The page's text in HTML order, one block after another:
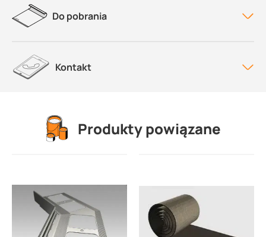
Do pobrania
Kontakt
Produkty powiązane